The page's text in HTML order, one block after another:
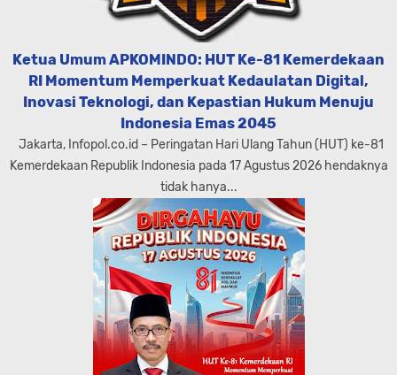
Ketua Umum APKOMINDO: HUT Ke-81 Kemerdekaan
RI Momentum Memperkuat Kedaulatan Digital,
Inovasi Teknologi, dan Kepastian Hukum Menuju
Indonesia Emas 2045
Jakarta, Infopol.co.id – Peringatan Hari Ulang Tahun (HUT) ke-81
Kemerdekaan Republik Indonesia pada 17 Agustus 2026 hendaknya
tidak hanya...